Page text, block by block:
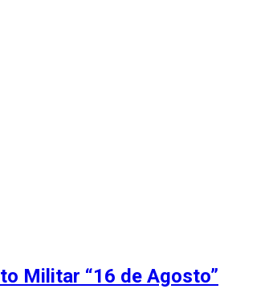
Militar “16 de Agosto”